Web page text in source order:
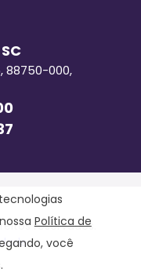
88750-000,
reservados.
Política de
você